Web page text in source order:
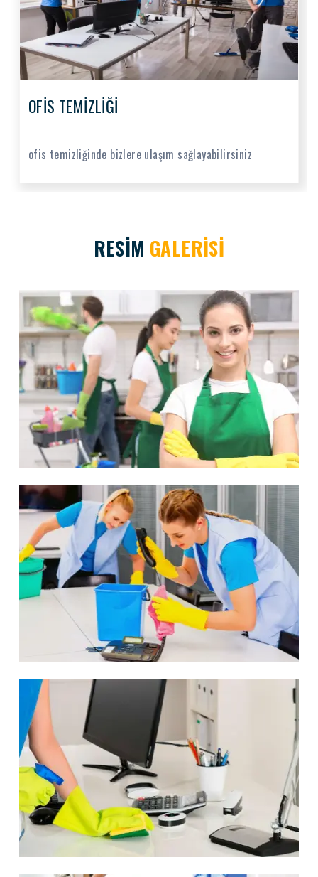
OFİS TEMİZLİĞİ
ofis temizliğinde bizlere ulaşım sağlayabilirsiniz
RESİM GALERİSİ